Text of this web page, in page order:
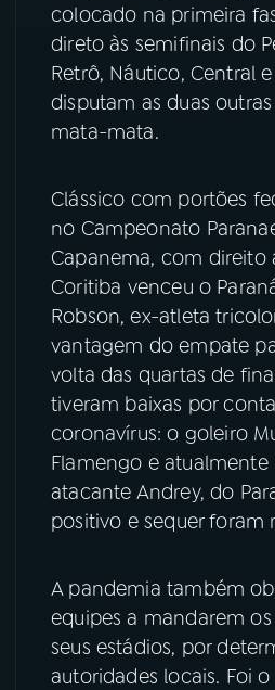
colocado na primeira
direto às semifinais do
Retrô, Náutico, Central
disputam as duas
mata-mata.
Clássico com portões
no Campeonato
Capanema, com direito
Coritiba venceu o
Robson, ex-atleta
vantagem do empate
volta das quartas de
tiveram baixas por
coronavírus: o goleiro
Flamengo e atualmente
atacante Andrey, do
positivo e sequer foram
A pandemia também
equipes a mandarem
seus estádios, por
autoridades locais. Foi